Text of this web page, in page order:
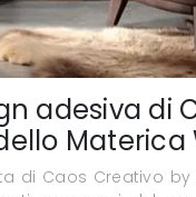
adesiva di
Materica
di Caos Creativo by